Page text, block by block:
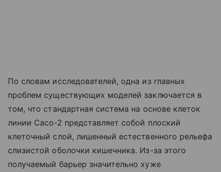
По словам исследователей, одна из главных
проблем существующих моделей заключается в
том, что стандартная система на основе клеток
линии Caco-2 представляет собой плоский
клеточный слой, лишенный естественного рельефа
слизистой оболочки кишечника. Из-за этого
получаемый барьер значительно хуже